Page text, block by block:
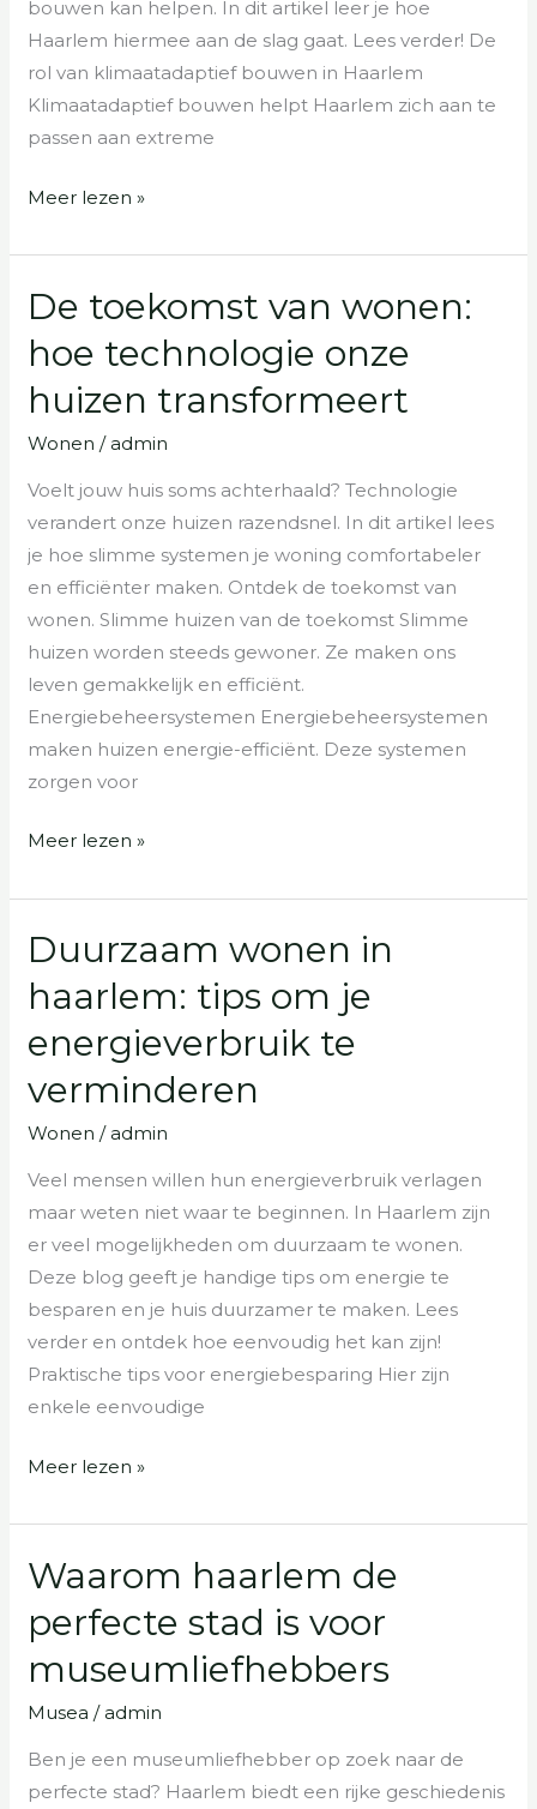
bouwen kan helpen. In dit artikel leer je hoe
Haarlem hiermee aan de slag gaat. Lees verder! De
rol van klimaatadaptief bouwen in Haarlem
Klimaatadaptief bouwen helpt Haarlem zich aan te
passen aan extreme
in
haarlem
Meer lezen »
De toekomst van wonen:
hoe technologie onze
huizen transformeert
Wonen / admin
Voelt jouw huis soms achterhaald? Technologie
verandert onze huizen razendsnel. In dit artikel lees
je hoe slimme systemen je woning comfortabeler
en efficiënter maken. Ontdek de toekomst van
wonen. Slimme huizen van de toekomst Slimme
huizen worden steeds gewoner. Ze maken ons
leven gemakkelijk en efficiënt.
Energiebeheersystemen Energiebeheersystemen
maken huizen energie-efficiënt. Deze systemen
zorgen voor
De
van
wonen:
technologie
onze
huizen
transformeert
Meer lezen »
Duurzaam wonen in
haarlem: tips om je
energieverbruik te
verminderen
Wonen / admin
Veel mensen willen hun energieverbruik verlagen
maar weten niet waar te beginnen. In Haarlem zijn
er veel mogelijkheden om duurzaam te wonen.
Deze blog geeft je handige tips om energie te
besparen en je huis duurzamer te maken. Lees
verder en ontdek hoe eenvoudig het kan zijn!
Praktische tips voor energiebesparing Hier zijn
enkele eenvoudige
Duurzaam
in
haarlem:
om
je
energieverbruik
verminderen
Meer lezen »
Waarom haarlem de
perfecte stad is voor
museumliefhebbers
Musea / admin
Ben je een museumliefhebber op zoek naar de
perfecte stad? Haarlem biedt een rijke geschiedenis
Waarom
de
perfecte
voor
museumliefhebbers